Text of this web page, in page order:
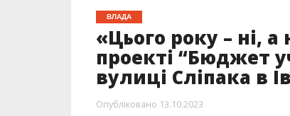
ВЛАДА
«Цього року – ні,
проекті “Бюджет
вулиці Сліпака в
Опубліковано 13.10.2023